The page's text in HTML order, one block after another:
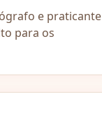
e praticante
para os